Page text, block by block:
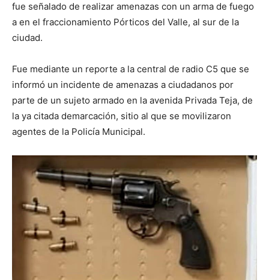
fue señalado de realizar amenazas con un arma de fuego
a en el fraccionamiento Pórticos del Valle, al sur de la
ciudad.
Fue mediante un reporte a la central de radio C5 que se
informó un incidente de amenazas a ciudadanos por
parte de un sujeto armado en la avenida Privada Teja, de
la ya citada demarcación, sitio al que se movilizaron
agentes de la Policía Municipal.